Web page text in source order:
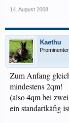
14. August 2008
Kaethu
Zum Anfang
mindestens 2qm!
(also 4qm bei zwei
ein standartkäfig